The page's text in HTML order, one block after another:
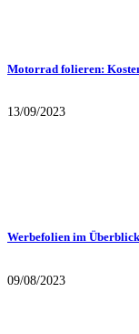
Motorrad folieren:
13/09/2023
Werbefolien im
09/08/2023